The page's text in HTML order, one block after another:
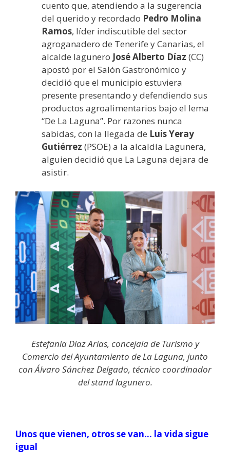
cuento que, atendiendo a la sugerencia
del querido y recordado Pedro Molina
Ramos, líder indiscutible del sector
agroganadero de Tenerife y Canarias, el
alcalde lagunero José Alberto Díaz (CC)
apostó por el Salón Gastronómico y
decidió que el municipio estuviera
presente presentando y defendiendo sus
productos agroalimentarios bajo el lema
“De La Laguna”. Por razones nunca
sabidas, con la llegada de Luis Yeray
Gutiérrez (PSOE) a la alcaldía Lagunera,
alguien decidió que La Laguna dejara de
asistir.
Estefanía Díaz Arias, concejala de Turismo y
Comercio del Ayuntamiento de La Laguna, junto
con Álvaro Sánchez Delgado, técnico coordinador
del stand lagunero.
Unos que vienen, otros se van… la vida sigue
igual